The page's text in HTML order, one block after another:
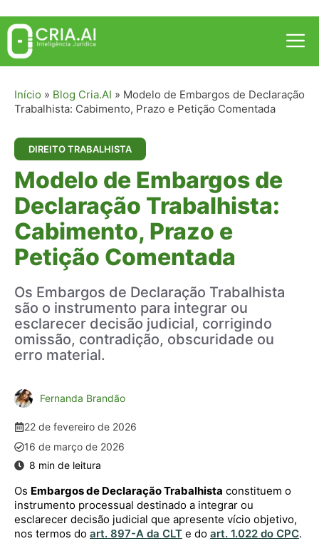
Pular
para
conteúdo
Início » Blog Cria.AI » Modelo de Embargos de Declaração
Trabalhista: Cabimento, Prazo e Petição Comentada
DIREITO TRABALHISTA
Modelo de Embargos de
Declaração Trabalhista:
Cabimento, Prazo e
Petição Comentada
Os Embargos de Declaração Trabalhista
são o instrumento para integrar ou
esclarecer decisão judicial, corrigindo
omissão, contradição, obscuridade ou
erro material.
Fernanda Brandão
22 de fevereiro de 2026
16 de março de 2026
Os Embargos de Declaração Trabalhista constituem o
instrumento processual destinado a integrar ou
esclarecer decisão judicial que apresente vício objetivo,
nos termos do art. 897-A da CLT e do art. 1.022 do CPC.